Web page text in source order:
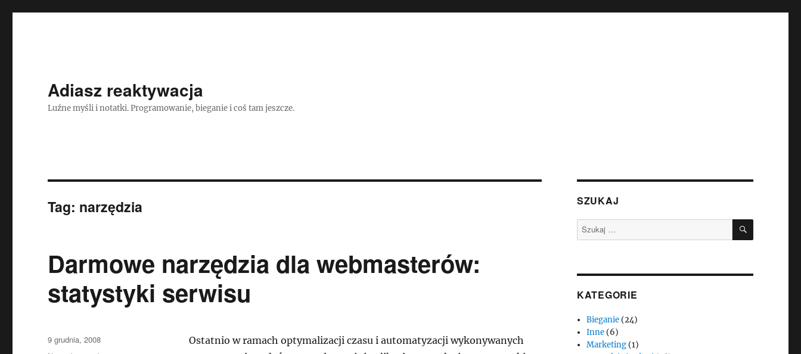
Adiasz reaktywacja
Luźne myśli i notatki. Programowanie, bieganie i coś tam jeszcze.
Tag: narzędzia
Darmowe narzędzia dla webmasterów:
statystyki serwisu
Ostatnio w ramach optymalizacji czasu i automatyzacji wykonywanych
Data
publikacji
9 grudnia, 2008
SZUKAJ
Szukaj: SZUKAJ
KATEGORIE
Bieganie (24)
Inne (6)
Marketing (1)